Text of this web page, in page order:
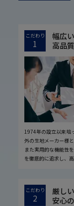
こだわり
1
幅広
高品
1974年の設立以来培
外の生地メーカー様
また実用的な機能性
を徹底的に追求し、
こだわり
2
厳し
安心